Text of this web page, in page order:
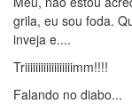
grila, eu sou foda.
inveja e....
Triiiiiiiiiiiiiiiiiimm!!!!
Falando no diabo...